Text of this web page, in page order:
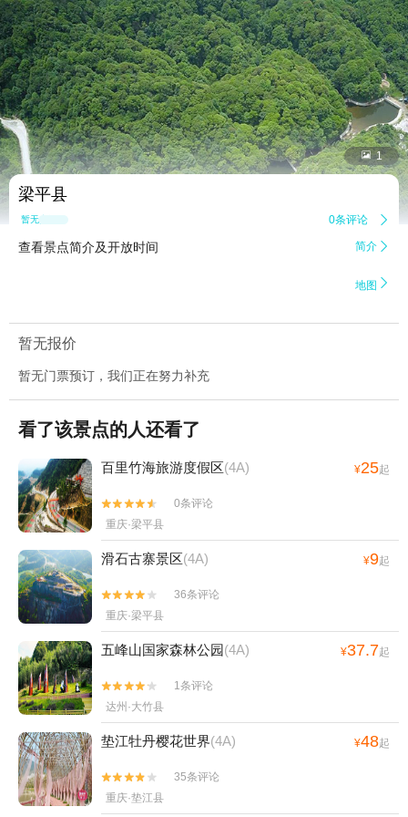
 1
梁平县
暂无点评 0条评论 
查看景点简介及开放时间 简介 
地图 
暂无报价
暂无门票预订，我们正在努力补充
看了该景点的人还看了
百里竹海旅游度假区(4A) ¥25起


0条评论
重庆·梁平县
滑石古寨景区(4A) ¥9起


36条评论
重庆·梁平县
五峰山国家森林公园(4A) ¥37.7起


1条评论
达州·大竹县
垫江牡丹樱花世界(4A) ¥48起


35条评论
重庆·垫江县
